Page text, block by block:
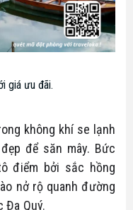
giá ưu đãi.
không khí se lạnh
để săn mây. Bức
điểm bởi sắc hồng
nở rộ quanh đường
Đa Quý.